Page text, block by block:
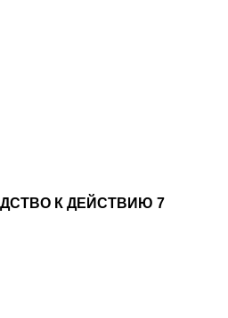
К ДЕЙСТВИЮ 7